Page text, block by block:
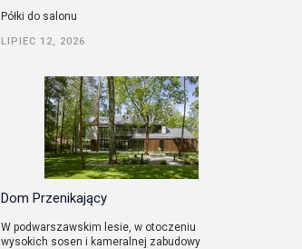
Półki do salonu
LIPIEC 12, 2026
Dom Przenikający
W podwarszawskim lesie, w otoczeniu
wysokich sosen i kameralnej zabudowy